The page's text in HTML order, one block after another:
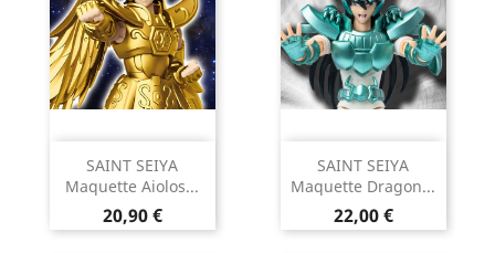
SAINT SEIYA
Maquette Aiolos...
Prix
20,90 €
SAINT SEIYA
Maquette Dragon...
Prix
22,00 €